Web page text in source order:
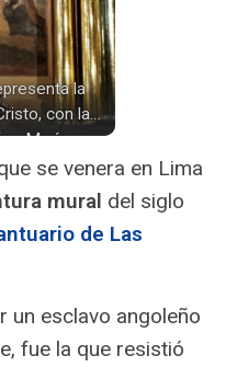
la
con la
y María
pies, dentro
Nazarenas.
se venera en Lima
mural del siglo
de Las
un esclavo angoleño
fue la que resistió